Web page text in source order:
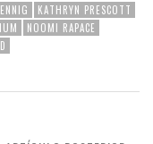
KATHRYN PRESCOTT
NOOMI RAPACE